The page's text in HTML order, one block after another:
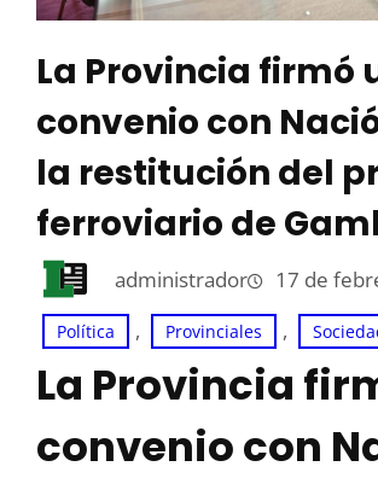
La Provincia firmó
convenio con
la restitución del
ferroviario de
administrador 17 de
Política , Provinciales ,
La Provincia
convenio con